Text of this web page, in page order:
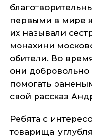
первыми в мире
их называли
монахини
обители. Во
они добровольно
помогать
свой рассказ
Ребята с
товарища,